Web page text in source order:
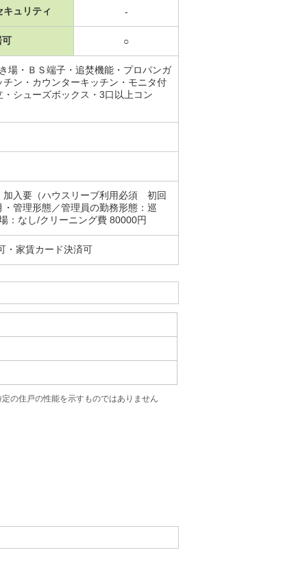
キュリティ -
可 ○
場・ＢＳ端子・追焚機能・プロパンガ
ン・カウンターキッチン・モニタ付
シューズボックス・3口以上コン
加入要（ハウスリーブ利用必須 初回
管理形態／管理員の勤務形態：巡
：なし/クリーニング費 80000円
・家賃カード決済可
の住戸の性能を示すものではありません